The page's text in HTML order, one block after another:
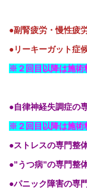
●副腎疲労・慢性疲
●リーキーガット症
※２回目以降は施術
●自律神経失調症の
※２回目以降は施術
●ストレスの専門整
●”うつ病”の専門整
●パニック障害の専